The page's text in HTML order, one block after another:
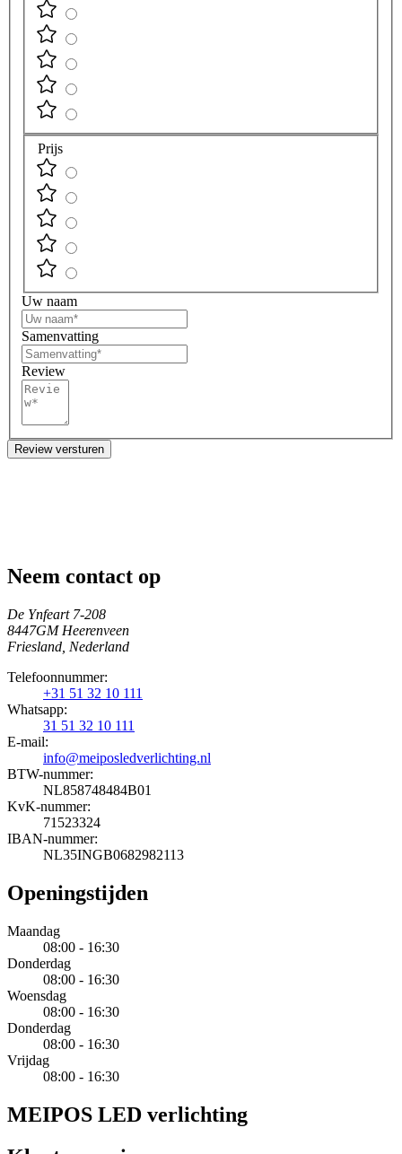
Prijs
Uw naam
Samenvatting
Review
Review versturen
Neem contact op
De Ynfeart 7-208
8447GM Heerenveen
Friesland, Nederland
Telefoonnummer:
+31 51 32 10 111
Whatsapp:
31 51 32 10 111
E-mail:
info@meiposledverlichting.nl
BTW-nummer:
NL858748484B01
KvK-nummer:
71523324
IBAN-nummer:
NL35INGB0682982113
Openingstijden
Maandag
08:00 - 16:30
Donderdag
08:00 - 16:30
Woensdag
08:00 - 16:30
Donderdag
08:00 - 16:30
Vrijdag
08:00 - 16:30
MEIPOS LED verlichting